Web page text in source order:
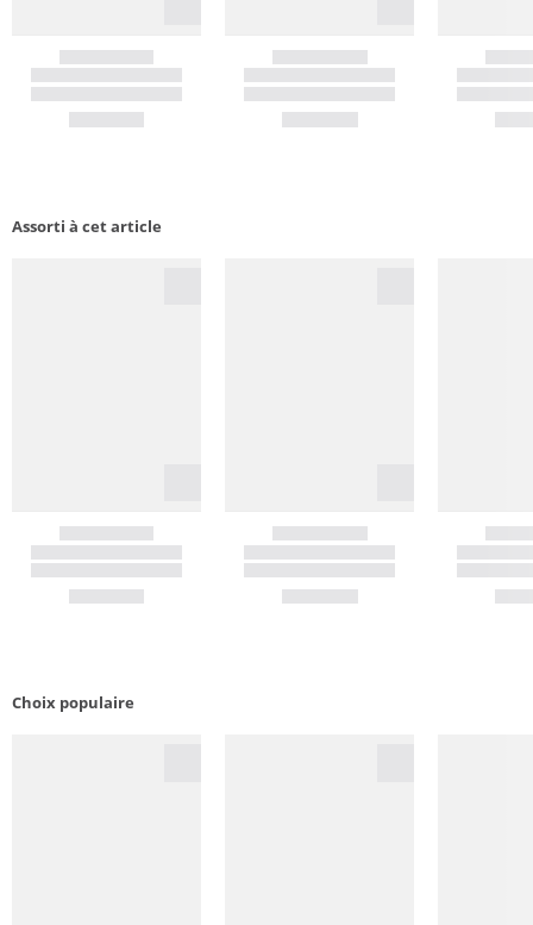
Assorti à cet article
Choix populaire